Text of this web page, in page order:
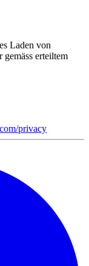
Laden von
erteiltem
privacy